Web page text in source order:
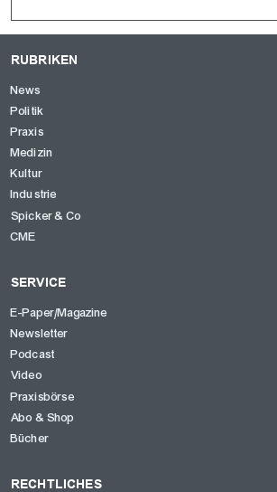
RUBRIKEN
News
Politik
Praxis
Medizin
Kultur
Industrie
Spicker & Co
CME
SERVICE
E-Paper/Magazine
Newsletter
Podcast
Video
Praxisbörse
Abo & Shop
Bücher
RECHTLICHES